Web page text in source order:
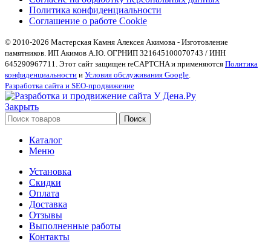
Политика конфиденциальности
Соглашение о работе Cookie
© 2010-2026 Мастерская Камня Алексея Акимова - Изготовление
памятников. ИП Акимов А.Ю. ОГРНИП 321645100070743 / ИНН
645290967711. Этот сайт защищен reCAPTCHA и применяются Политика
конфиденциальности и Условия обслуживания Google
Разработка сайта и SEO-продвижение
Закрыть
Поиск
Каталог
Меню
Установка
Скидки
Оплата
Доставка
Отзывы
Выполненные работы
Контакты